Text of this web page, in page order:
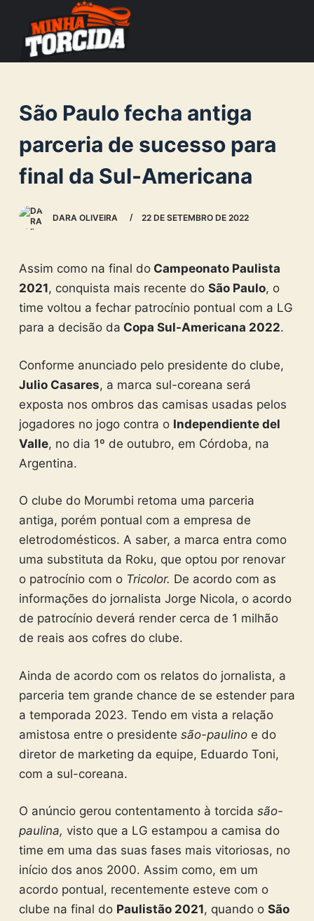
o
o
n
e
São Paulo fecha antiga
parceria de sucesso para
final da Sul-Americana
DARA OLIVEIRA 22 DE SETEMBRO DE 2022
Assim como na final doCampeonato Paulista
2021, conquista mais recente do São Paulo, o
time voltou a fechar patrocínio pontual com a LG
para a decisão da Copa Sul-Americana 2022.
Conforme anunciado pelo presidente do clube,
Julio Casares, a marca sul-coreana será
exposta nos ombros das camisas usadas pelos
jogadores no jogo contra o Independiente del
Valle, no dia 1º de outubro, em Córdoba, na
Argentina.
O clube do Morumbi retoma uma parceria
antiga, porém pontual com a empresa de
eletrodomésticos. A saber, a marca entra como
uma substituta da Roku, que optou por renovar
o patrocínio com o Tricolor. De acordo com as
informações do jornalista Jorge Nicola, o acordo
de patrocínio deverá render cerca de 1 milhão
de reais aos cofres do clube.
Ainda de acordo com os relatos do jornalista, a
parceria tem grande chance de se estender para
a temporada 2023. Tendo em vista a relação
amistosa entre o presidente são-paulinoe do
diretor de marketing da equipe, Eduardo Toni,
com a sul-coreana.
O anúncio gerou contentamento à torcida são-
paulina, visto que a LG estampou a camisa do
time em uma das suas fases mais vitoriosas, no
início dos anos 2000. Assim como, em um
acordo pontual, recentemente esteve com o
clube na final do Paulistão 2021, quando o São